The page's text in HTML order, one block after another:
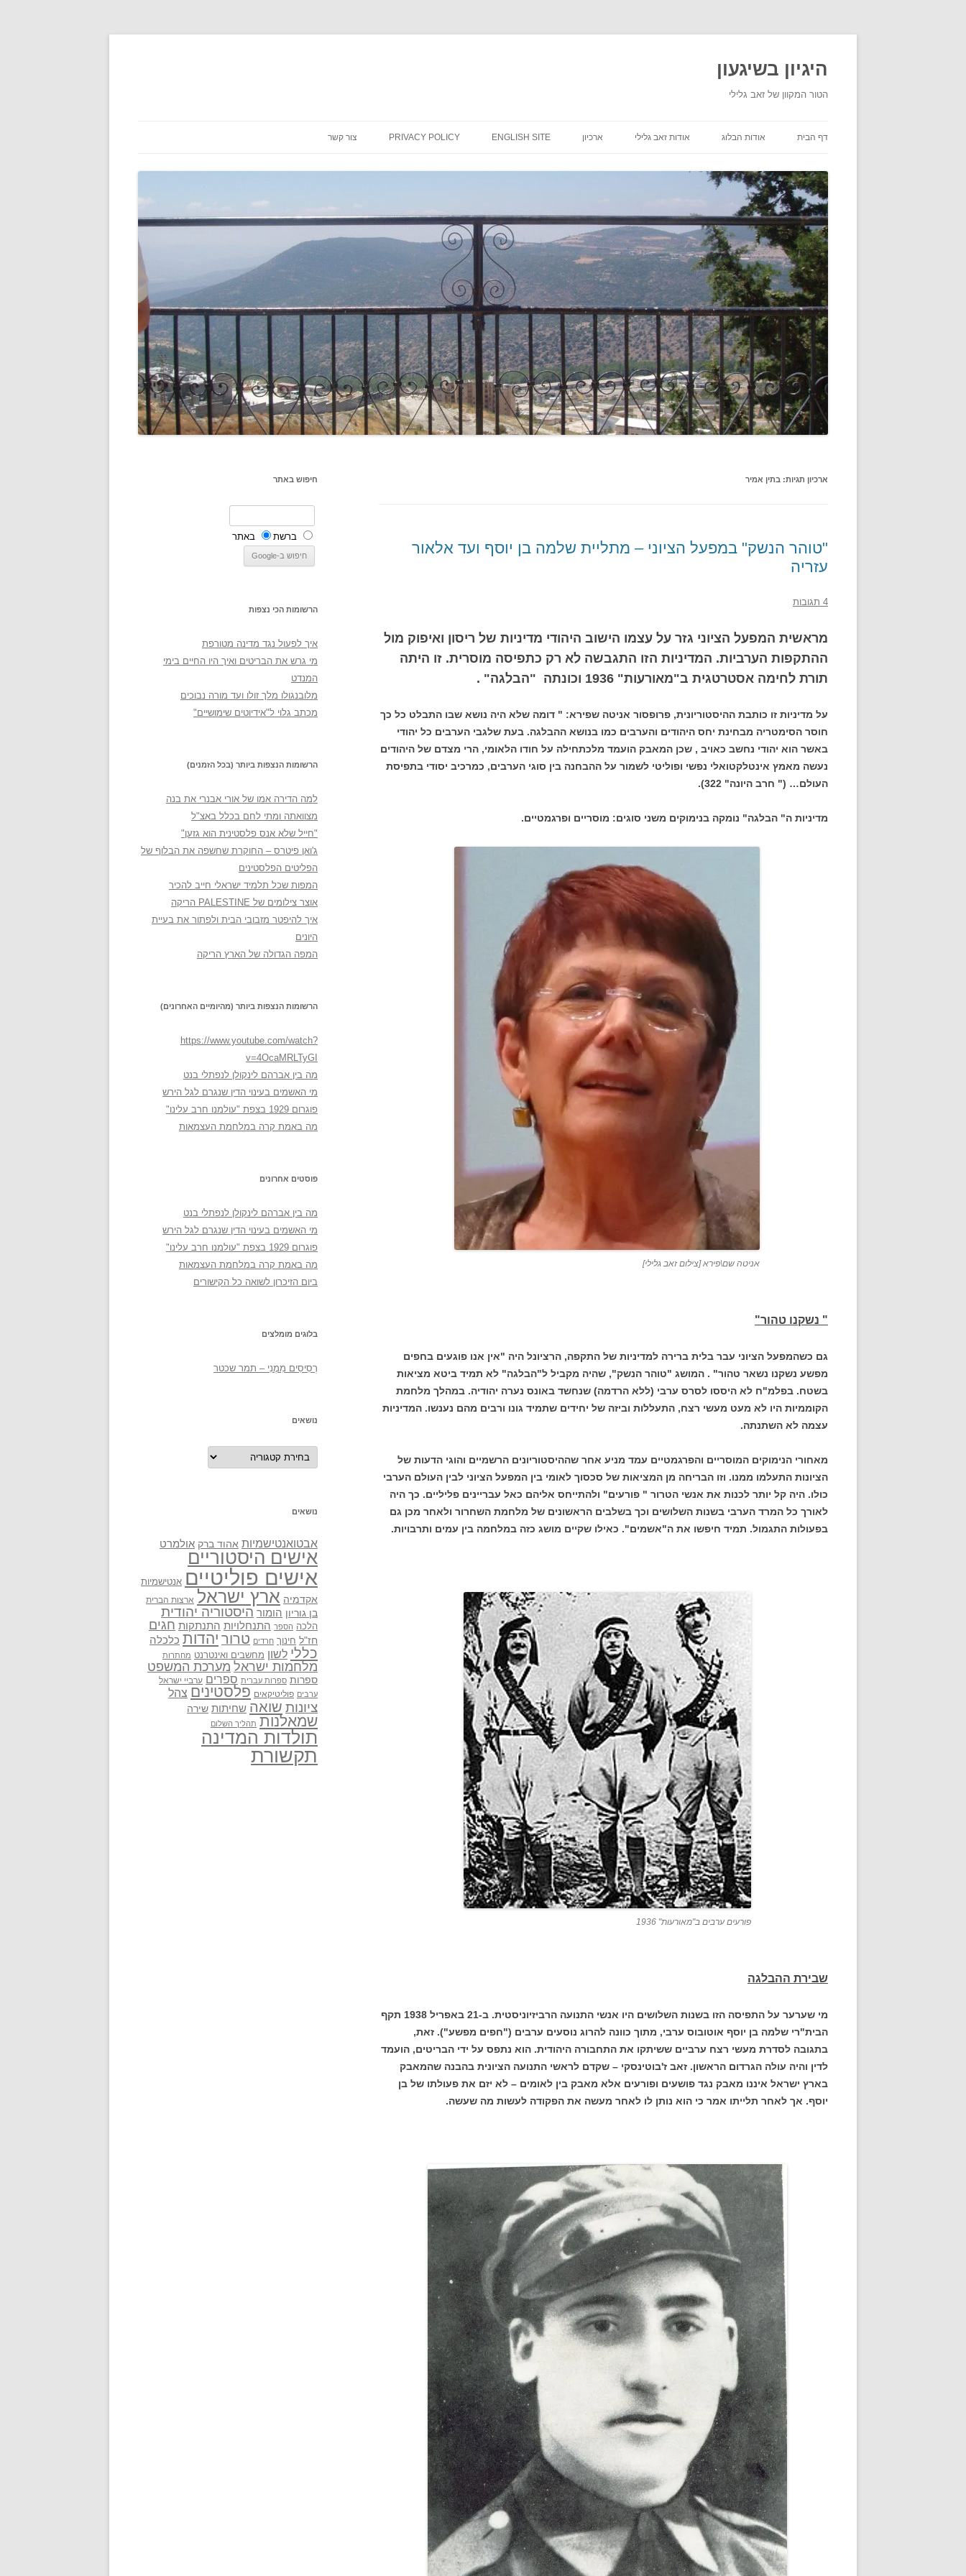
היגיון בשיגעון
הטור המקוון של זאב גלילי
דף הבית אודות הבלוג אודות זאב גלילי ארכיון ENGLISH SITE
PRIVACY POLICY צור קשר
ארכיון תגיות: בתין אמיר
"טוהר הנשק" במפעל הציוני – מתליית שלמה בן יוסף ועד אלאור
עזריה
4 תגובות
מראשית המפעל הציוני גזר על עצמו הישוב היהודי מדיניות של ריסון ואיפוק מול
ההתקפות הערביות. המדיניות הזו התגבשה לא רק כתפיסה מוסרית. זו היתה
תורת לחימה אסטרטגית ב"מאורעות" 1936 וכונתה "הבלגה" .
על מדיניות זו כותבת ההיסטוריונית, פרופסור אניטה שפירא: " דומה שלא היה נושא שבו התבלט כל כך
חוסר הסימטריה מבחינת יחס היהודים והערבים כמו בנושא ההבלגה. בעת שלגבי הערבים כל יהודי
באשר הוא יהודי נחשב כאויב , שכן המאבק הועמד מלכתחילה על חודו הלאומי, הרי מצדם של היהודים
נעשה מאמץ אינטלקטואלי נפשי ופוליטי לשמור על ההבחנה בין סוגי הערבים, כמרכיב יסודי בתפיסת
העולם… (" חרב היונה" 322).
מדיניות ה" הבלגה" נומקה בנימוקים משני סוגים: מוסריים ופרגמטיים.
אניטה שם\פירא [צילום זאב גלילי]
" נשקנו טהור"
גם כשהמפעל הציוני עבר בלית ברירה למדיניות של התקפה, הרציונל היה "אין אנו פוגעים בחפים
מפשע נשקנו נשאר טהור" . המושג "טוהר הנשק", שהיה מקביל ל"הבלגה" לא תמיד ביטא מציאות
בשטח. בפלמ"ח לא היססו לסרס ערבי (ללא הרדמה) שנחשד באונס נערה יהודיה. במהלך מלחמת
הקוממיות היו לא מעט מעשי רצח, התעללות וביזה של יחידים שתמיד גונו ורבים מהם נענשו. המדיניות
עצמה לא השתנתה.
מאחורי הנימוקים המוסריים והפרגמטיים עמד מניע אחר שההיסטוריונים הרשמיים והוגי הדעות של
הציונות התעלמו ממנו. וזו הבריחה מן המציאות של סכסוך לאומי בין המפעל הציוני לבין העולם הערבי
כולו. היה קל יותר לכנות את אנשי הטרור " פורעים" ולהתייחס אליהם כאל עבריינים פליליים. כך היה
לאורך כל המרד הערבי בשנות השלושים וכך בשלבים הראשונים של מלחמת השחרור ולאחר מכן גם
בפעולות התגמול. תמיד חיפשו את ה"אשמים". כאילו שקיים מושג כזה במלחמה בין עמים ותרבויות.
פורעים ערבים ב"מאורעות" 1936
שבירת ההבלגה
מי שערער על התפיסה הזו בשנות השלושים היו אנשי התנועה הרביזיוניסטית. ב-21 באפריל 1938 תקף
הבית"רי שלמה בן יוסף אוטובוס ערבי, מתוך כוונה להרוג נוסעים ערבים ("חפים מפשע"). זאת,
בתגובה לסדרת מעשי רצח ערביים ששיתקו את התחבורה היהודית. הוא נתפס על ידי הבריטים, הועמד
לדין והיה עולה הגרדום הראשון. זאב ז'בוטינסקי – שקדם לראשי התנועה הציונית בהבנה שהמאבק
בארץ ישראל איננו מאבק נגד פושעים ופורעים אלא מאבק בין לאומים – לא יזם את פעולתו של בן
יוסף. אך לאחר תלייתו אמר כי הוא נותן לו לאחר מעשה את הפקודה לעשות מה שעשה.
חיפוש באתר
ברשת באתר
הרשומות הכי נצפות
איך לפעול נגד מדינה מטורפת
מי גרש את הבריטים ואיך היו החיים בימי
המנדט
מלובנגולו מלך זולו ועד מורה נבוכים
מכתב גלוי ל"אידיוטים שימושיים"
הרשומות הנצפות ביותר (בכל הזמנים)
למה הדירה אמו של אורי אבנרי את בנה
מצוואתה ומתי לחם בכלל באצ"ל
"חייל שלא אנס פלסטינית הוא גזען"
ג'ואן פיטרס – החוקרת שחשפה את הבלוף של
הפליטים הפלסטינים
המפות שכל תלמיד ישראלי חייב להכיר
אוצר צילומים של PALESTINE הריקה
איך להיפטר מזבובי הבית ולפתור את בעיית
היונים
המפה הגדולה של הארץ הריקה
הרשומות הנצפות ביותר (מהיומיים האחרונים)
https://www.youtube.com/watch?
v=4OcaMRLTyGI
מה בין אברהם לינקולן לנפתלי בנט
מי האשמים בעינוי הדין שנגרם לגל הירש
פוגרום 1929 בצפת "עולמנו חרב עלינו"
מה באמת קרה במלחמת העצמאות
פוסטים אחרונים
מה בין אברהם לינקולן לנפתלי בנט
מי האשמים בעינוי הדין שנגרם לגל הירש
פוגרום 1929 בצפת "עולמנו חרב עלינו"
מה באמת קרה במלחמת העצמאות
ביום הזיכרון לשואה כל הקישורים
בלוגים מומלצים
רְסִיסִים מִמֶנִי – תמר שכטר
נושאים
נושאים
נושאים
אבטואנטישמיות אהוד ברק אולמרט
אישים היסטוריים
אישים פוליטיים אנטישמיות
אקדמיה ארץ ישראל ארצות הברית
בן גוריון הומור היסטוריה יהודית
הלכה הספר התנחלויות התנתקות חגים
חז"ל חינוך חרדים טרור יהדות כלכלה
כללי לשון מחשבים ואינטרנט מחתרות
מלחמות ישראל מערכת המשפט
ספרות ספרות עברית ספרים ערביי ישראל
ערבים פוליטיקאים פלסטינים צהל
ציונות שואה שחיתות שירה
שמאלנות תהליך השלום
תולדות המדינה
תקשורת